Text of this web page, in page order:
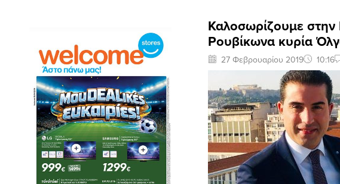
Καλοσωρίζουμε
Ρουβίκωνα κυρία
27 Φεβρουαρίου 2019 10:16